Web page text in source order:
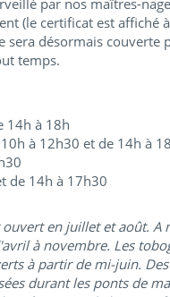
(le certificat est affiché
sera désormais couverte
temps.
14h à 18h
à 12h30 et de 14h à
de 14h à 17h30
ouvert en juillet et août. A
à novembre. Les
à partir de mi-juin.
durant les ponts de